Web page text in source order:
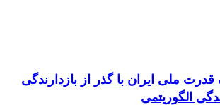
ملی ایران با گذر از بازدارندگی
الگوریتمی